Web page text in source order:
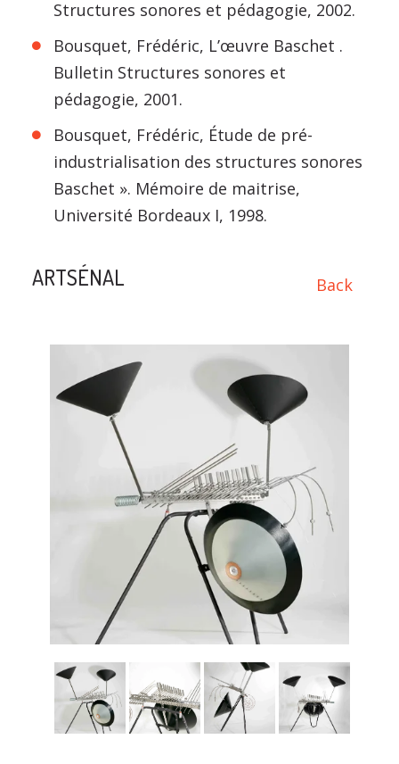
Structures sonores et pédagogie, 2002.
Bousquet, Frédéric, L’œuvre Baschet .
Bulletin Structures sonores et
pédagogie, 2001.
Bousquet, Frédéric, Étude de pré-
industrialisation des structures sonores
Baschet ». Mémoire de maitrise,
Université Bordeaux I, 1998.
Back
ARTSÉNAL